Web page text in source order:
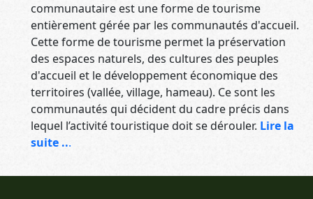
communautaire est une forme de tourisme
entièrement gérée par les communautés d'accueil.
Cette forme de tourisme permet la préservation
des espaces naturels, des cultures des peuples
d'accueil et le développement économique des
territoires (vallée, village, hameau). Ce sont les
communautés qui décident du cadre précis dans
lequel l’activité touristique doit se dérouler. Lire la
suite ...